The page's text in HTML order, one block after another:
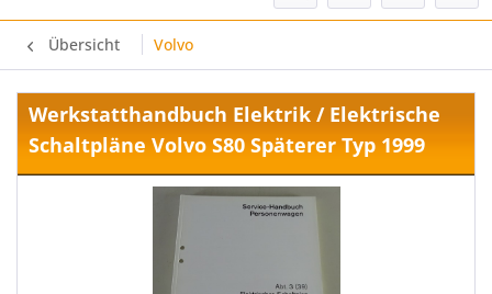
Übersicht Volvo
Werkstatthandbuch Elektrik / Elektrische
Schaltpläne Volvo S80 Späterer Typ 1999